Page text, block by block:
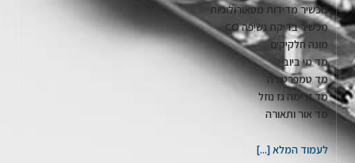
מכשיר מדידות מטאורולוגיות
מכשיר בדיקת נשיפה CO
מונה חלקיקים
מד מי ביוב
מד טמפרטורה
מד זרימה גז נוזל
מד אור ותאורה
לעמוד המלא [...]